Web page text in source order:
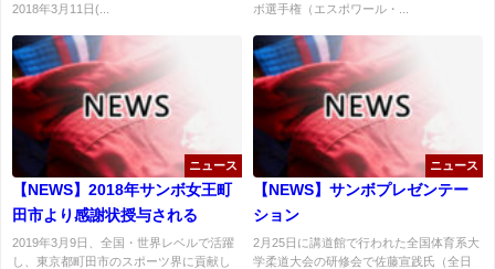
2018年3月11日(...
ボ選手権（エスポワール・...
ニュース
【NEWS】2018年サンボ女王町
田市より感謝状授与される
2019年3月9日、全国・世界レベルで活躍
し、東京都町田市のスポーツ界に貢献し
ニュース
【NEWS】サンボプレゼンテー
ション
2月25日に講道館で行われた全国体育系大
学柔道大会の研修会で佐藤宣践氏（全日